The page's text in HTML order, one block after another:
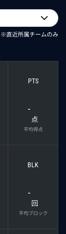
※直近所属チームのみ
PTS
-
点
平均得点
BLK
-
回
平均ブロック